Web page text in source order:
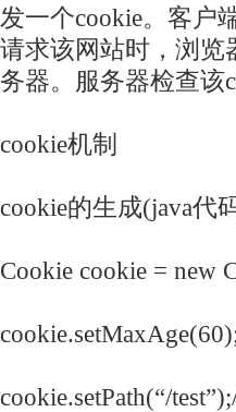
发一个cookie。客户
请求该网站时，浏览
务器。服务器检查该
cookie机制
cookie的生成(java代
Cookie cookie = new
cookie.setPath(“/